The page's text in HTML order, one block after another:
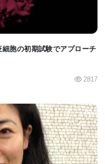
述べた。
。神経膠腫の治療に
る。
なく、血球数も正常
ナノ粒子は、過去に
されたものと同様の
に移行する前には、
胞の初期試験でアプローチ
2817